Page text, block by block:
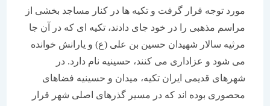
مورد توجه قرار گرفت و تکیه ها در کنار مساجد بخشی از
مراسم مذهبی را در خود جای دادند، تکیه ای که در آن جا
مرثیه سالار شهیدان حسین بن علی (ع) و یارانش خوانده
می شود و عزاداری می کنند، حسینیه نام دارد. در
شهرهای قدیمی ایران تکیه، میدان و حسینیه فضاهای
محصوری بوده اند که در مسیر گذرهای اصلی شهر قرار